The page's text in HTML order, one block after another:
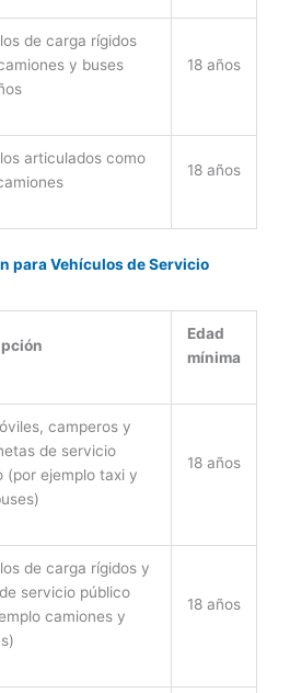
de carga rígidos
y buses
18 años
articulados como
18 años
para Vehículos de Servicio
Edad
mínima
camperos y
de servicio
(por ejemplo taxi y
18 años
de carga rígidos y
servicio público
camiones y
18 años